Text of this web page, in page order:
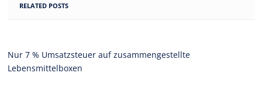
RELATED POSTS
Nur 7 % Umsatzsteuer auf zusammengestellte
Lebensmittelboxen